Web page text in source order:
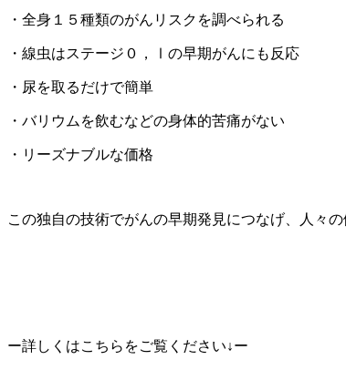
・全身１５種類のがんリスクを調べられる
・線虫はステージ０，Ⅰの早期がんにも反応
・尿を取るだけで簡単
・バリウムを飲むなどの身体的苦痛がない
・リーズナブルな価格
この独自の技術でがんの早期発見につなげ、人々
ー詳しくはこちらをご覧ください↓ー